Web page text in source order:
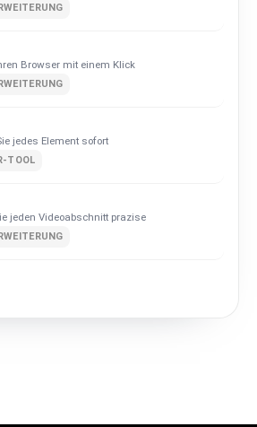
Browser mit einem Klick
jedes Element sofort
TOOL
jeden Videoabschnitt prazise